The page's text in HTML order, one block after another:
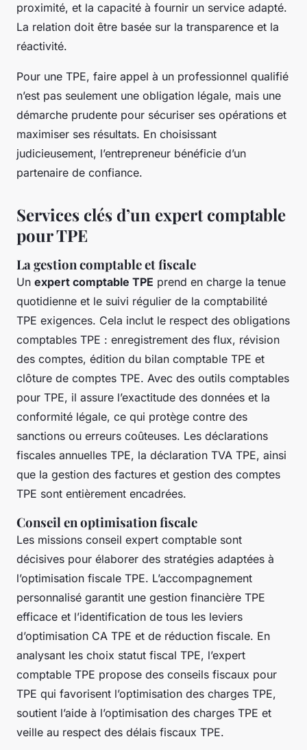
proximité, et la capacité à fournir un service adapté.
La relation doit être basée sur la transparence et la
réactivité.
Pour une TPE, faire appel à un professionnel qualifié
n’est pas seulement une obligation légale, mais une
démarche prudente pour sécuriser ses opérations et
maximiser ses résultats. En choisissant
judicieusement, l’entrepreneur bénéficie d’un
partenaire de confiance.
Services clés d’un expert comptable
pour TPE
La gestion comptable et fiscale
Un expert comptable TPE prend en charge la tenue
quotidienne et le suivi régulier de la comptabilité
TPE exigences. Cela inclut le respect des obligations
comptables TPE : enregistrement des flux, révision
des comptes, édition du bilan comptable TPE et
clôture de comptes TPE. Avec des outils comptables
pour TPE, il assure l’exactitude des données et la
conformité légale, ce qui protège contre des
sanctions ou erreurs coûteuses. Les déclarations
fiscales annuelles TPE, la déclaration TVA TPE, ainsi
que la gestion des factures et gestion des comptes
TPE sont entièrement encadrées.
Conseil en optimisation fiscale
Les missions conseil expert comptable sont
décisives pour élaborer des stratégies adaptées à
l’optimisation fiscale TPE. L’accompagnement
personnalisé garantit une gestion financière TPE
efficace et l’identification de tous les leviers
d’optimisation CA TPE et de réduction fiscale. En
analysant les choix statut fiscal TPE, l’expert
comptable TPE propose des conseils fiscaux pour
TPE qui favorisent l’optimisation des charges TPE,
soutient l’aide à l’optimisation des charges TPE et
veille au respect des délais fiscaux TPE.